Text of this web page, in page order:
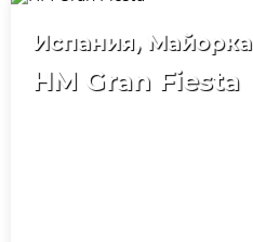
Испания, Майорка
HM Gran Fiesta